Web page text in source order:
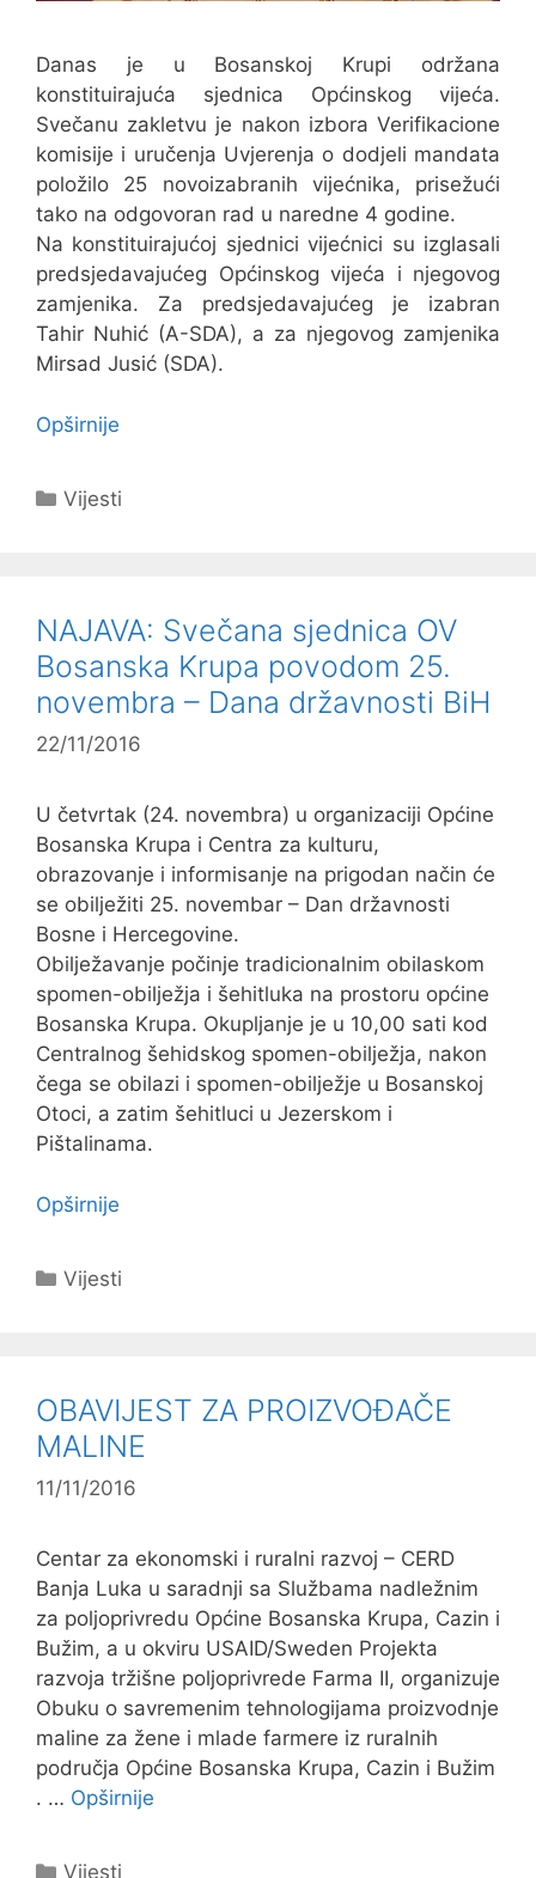
Danas je u Bosanskoj Krupi održana
konstituirajuća sjednica Općinskog vijeća.
Svečanu zakletvu je nakon izbora Verifikacione
komisije i uručenja Uvjerenja o dodjeli mandata
položilo 25 novoizabranih vijećnika, prisežući
tako na odgovoran rad u naredne 4 godine.
Na konstituirajućoj sjednici vijećnici su izglasali
predsjedavajućeg Općinskog vijeća i njegovog
zamjenika. Za predsjedavajućeg je izabran
Tahir Nuhić (A-SDA), a za njegovog zamjenika
Mirsad Jusić (SDA).
Opširnije
Kategorije
Vijesti
NAJAVA: Svečana sjednica OV
Bosanska Krupa povodom 25.
novembra – Dana državnosti BiH
22/11/2016
U četvrtak (24. novembra) u organizaciji Općine
Bosanska Krupa i Centra za kulturu,
obrazovanje i informisanje na prigodan način će
se obilježiti 25. novembar – Dan državnosti
Bosne i Hercegovine.
Obilježavanje počinje tradicionalnim obilaskom
spomen-obilježja i šehitluka na prostoru općine
Bosanska Krupa. Okupljanje je u 10,00 sati kod
Centralnog šehidskog spomen-obilježja, nakon
čega se obilazi i spomen-obilježje u Bosanskoj
Otoci, a zatim šehitluci u Jezerskom i
Pištalinama.
Opširnije
Kategorije
Vijesti
OBAVIJEST ZA PROIZVOĐAČE
MALINE
11/11/2016
Centar za ekonomski i ruralni razvoj – CERD
Banja Luka u saradnji sa Službama nadležnim
za poljoprivredu Općine Bosanska Krupa, Cazin i
Bužim, a u okviru USAID/Sweden Projekta
razvoja tržišne poljoprivrede Farma II, organizuje
Obuku o savremenim tehnologijama proizvodnje
maline za žene i mlade farmere iz ruralnih
područja Općine Bosanska Krupa, Cazin i Bužim
. … Opširnije
Kategorije
Vijesti